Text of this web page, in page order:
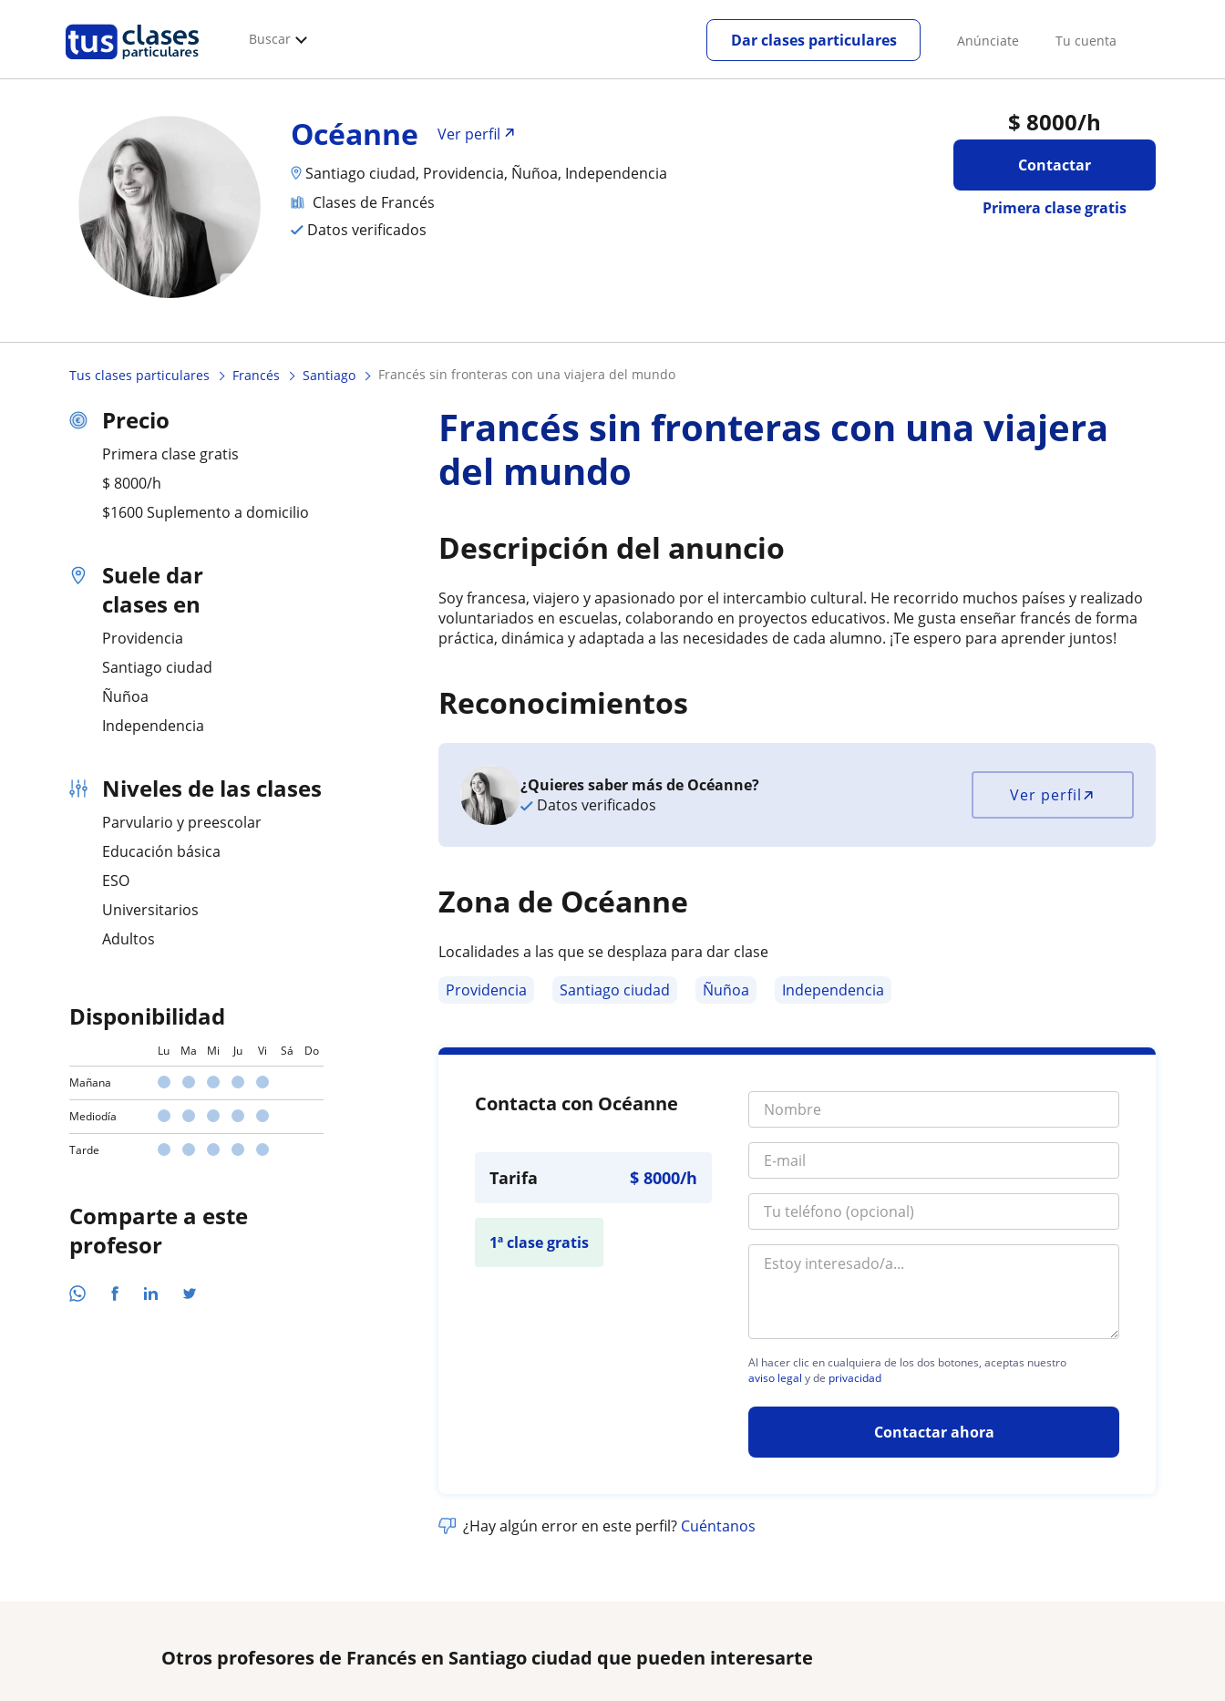
Buscar Anúnciate Tu cuenta
Dar clases particulares
$ 8000/h
Contactar
Primera clase gratis
Océanne
Ver perfil
Santiago ciudad, Providencia, Ñuñoa, Independencia
Clases de Francés
Datos verificados
Tus clases particulares Francés Santiago francés sin fronteras con una viajera del mundo
Precio
Primera clase gratis
$ 8000/h
$1600 Suplemento a domicilio
Suele dar
clases en
Providencia
Santiago ciudad
Ñuñoa
Independencia
Niveles de las clases
Parvulario y preescolar
Educación básica
ESO
Universitarios
Adultos
Disponibilidad
Lu Ma Mi Ju Vi Sá Do
Mañana
Mediodía
Tarde
Comparte a este
profesor
Francés sin fronteras con una viajera
del mundo
Descripción del anuncio
Soy francesa, viajero y apasionado por el intercambio cultural. He recorrido muchos países y realizado
voluntariados en escuelas, colaborando en proyectos educativos. Me gusta enseñar francés de forma
práctica, dinámica y adaptada a las necesidades de cada alumno. ¡Te espero para aprender juntos!
Reconocimientos
¿Quieres saber más de Océanne?
Datos verificados
Ver perfil
Zona de Océanne
Localidades a las que se desplaza para dar clase
Providencia
Santiago ciudad Ñuñoa Independencia
Contacta con Océanne
Tarifa $8000/h
1ª clase gratis
Al hacer clic en cualquiera de los dos botones, aceptas nuestro
aviso legal y de privacidad
Contactar ahora
¿Hay algún error en este perfil? Cuéntanos
Otros profesores de Francés en Santiago ciudad que pueden interesarte